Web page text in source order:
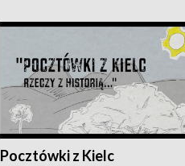
Pocztówki z Kielc